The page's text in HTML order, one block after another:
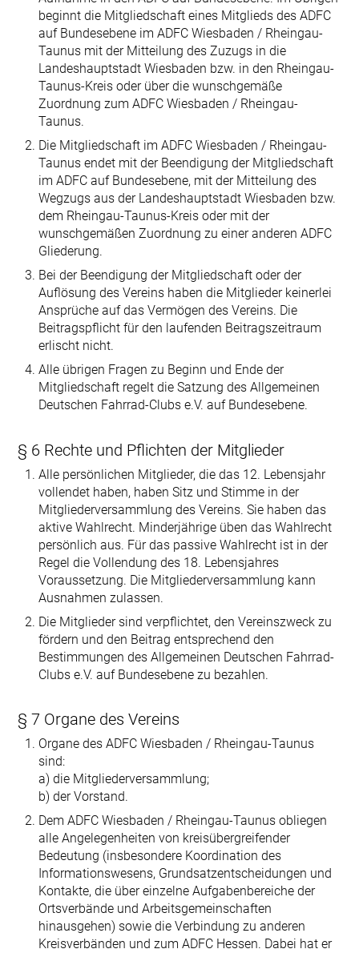
beginnt die Mitgliedschaft eines Mitglieds des ADFC
auf Bundesebene im ADFC Wiesbaden / Rheingau-
Taunus mit der Mitteilung des Zuzugs in die
Landeshauptstadt Wiesbaden bzw. in den Rheingau-
Taunus-Kreis oder über die wunschgemäße
Zuordnung zum ADFC Wiesbaden / Rheingau-
Taunus.
Die Mitgliedschaft im ADFC Wiesbaden / Rheingau-
Taunus endet mit der Be­endigung der Mitgliedschaft
im ADFC auf Bundesebene, mit der Mitteilung des
Wegzugs aus der Landeshauptstadt Wiesbaden bzw.
dem Rheingau-Taunus-Kreis oder mit der
wunschgemäßen Zuordnung zu einer anderen ADFC
Gliederung.
Bei der Beendigung der Mitgliedschaft oder der
Auflösung des Vereins haben die Mitglieder keinerlei
Ansprüche auf das Vermögen des Vereins. Die
Beitrags­pflicht für den laufenden Beitragszeitraum
erlischt nicht.
Alle übrigen Fragen zu Beginn und Ende der
Mitgliedschaft regelt die Satzung des Allgemeinen
Deutschen Fahrrad-Clubs e.V. auf Bundesebene.
§ 6 Rechte und Pflichten der Mitglieder
Alle persönlichen Mitglieder, die das 12. Lebensjahr
vollendet haben, haben Sitz und Stimme in der
Mitgliederversammlung des Vereins. Sie haben das
aktive Wahlrecht. Minderjährige üben das Wahlrecht
persönlich aus. Für das passive Wahlrecht ist in der
Regel die Vollendung des 18. Lebensjahres
Voraussetzung. Die Mitgliederversammlung kann
Ausnahmen zulassen.
Die Mitglieder sind verpflichtet, den Vereinszweck zu
fördern und den Beitrag entsprechend den
Bestimmungen des Allgemeinen Deutschen Fahrrad-
Clubs e.V. auf Bundesebene zu bezahlen.
§ 7 Organe des Vereins
Organe des ADFC Wiesbaden / Rheingau-Taunus
sind:
a) die Mitgliederversammlung;
b) der Vorstand.
Dem ADFC Wiesbaden / Rheingau-Taunus obliegen
alle Angelegenheiten von kreisübergreifender
Bedeutung (insbesondere Koordination des
Informations­wesens, Grundsatzentscheidungen und
Kontakte, die über einzelne Aufgaben­bereiche der
Ortsverbände und Arbeitsgemeinschaften
hinausgehen) sowie die Verbindung zu anderen
Kreisverbänden und zum ADFC Hessen. Dabei hat er